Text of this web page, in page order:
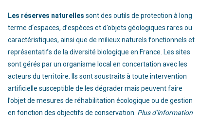
Les réserves naturelles sont des outils de protection à long
terme d‘espaces, d’espèces et d’objets géologiques rares ou
caractéristiques, ainsi que de milieux naturels fonctionnels et
représentatifs de la diversité biologique en France. Les sites
sont gérés par un organisme local en concertation avec les
acteurs du territoire. Ils sont soustraits à toute intervention
artificielle susceptible de les dégrader mais peuvent faire
l’objet de mesures de réhabilitation écologique ou de gestion
en fonction des objectifs de conservation. Plus d’information